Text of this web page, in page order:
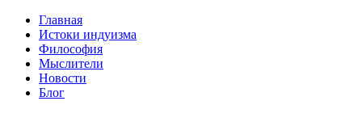
Главная
Истоки индуизма
Философия
Мыслители
Новости
Блог